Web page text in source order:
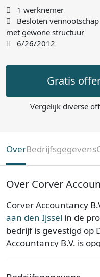
1 werknemer
Besloten vennootschap
met gewone structuur
6/26/2012
Gratis
Vergelijk diverse
OverBedrijfsgegevens
Over Corver
Corver Accountancy
aan den Ijssel in de
bedrijf is gevestigd op
Accountancy B.V. is